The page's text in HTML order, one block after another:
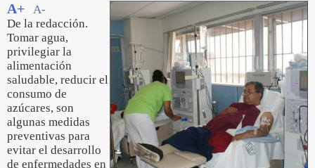
A+
A-
De la redacción.
Tomar agua,
privilegiar la
alimentación
saludable, reducir el
consumo de
azúcares, son
algunas medidas
preventivas para
evitar el desarrollo
de enfermedades en